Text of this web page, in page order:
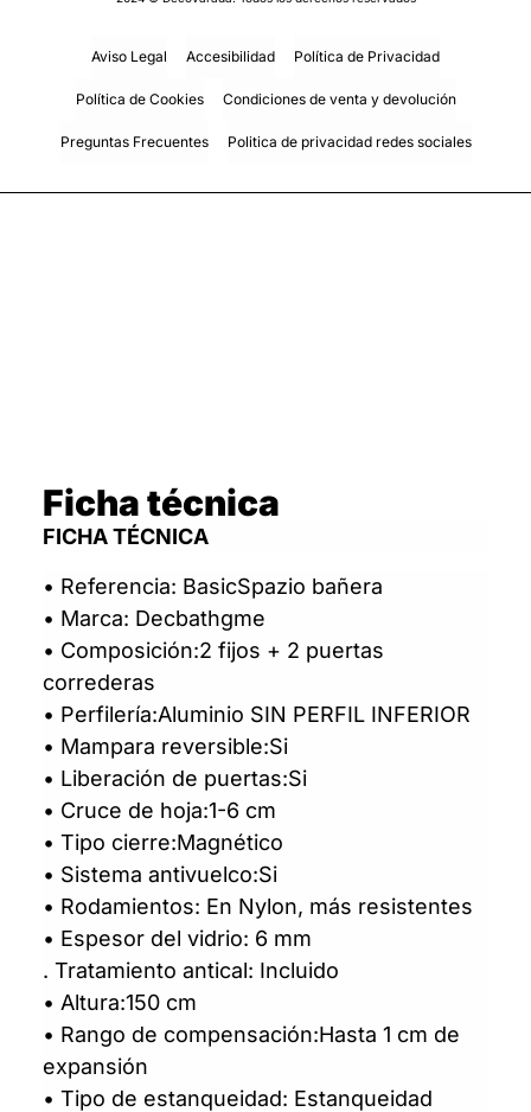
Aviso Legal Accesibilidad Política de Privacidad
Política de Cookies Condiciones de venta y devolución
Preguntas Frecuentes Politica de privacidad redes sociales
Ficha técnica
FICHA TÉCNICA
• Referencia: BasicSpazio bañera
• Marca: Decbathgme
• Composición:2 fijos + 2 puertas
correderas
• Perfilería:Aluminio SIN PERFIL INFERIOR
• Mampara reversible:Si
• Liberación de puertas:Si
• Cruce de hoja:1-6 cm
• Tipo cierre:Magnético
• Sistema antivuelco:Si
• Rodamientos: En Nylon, más resistentes
• Espesor del vidrio: 6 mm
. Tratamiento antical: Incluido
• Altura:150 cm
• Rango de compensación:Hasta 1 cm de
expansión
• Tipo de estanqueidad: Estanqueidad